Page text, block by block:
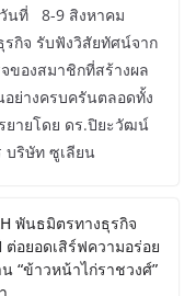
วันที่ 8-9 สิงหาคม
รกิจ รับฟังวิสัยทัศน์จาก
ของสมาชิกที่สร้างผล
ย่างครบครันตลอดทั้ง
ยายโดย ดร.ปิยะวัฒน์
บริษัท ซูเลียน
พันธมิตรทางธุรกิจ
อยอดเสิร์ฟความอร่อย
“ข้าวหน้าไก่ราชวงศ์”